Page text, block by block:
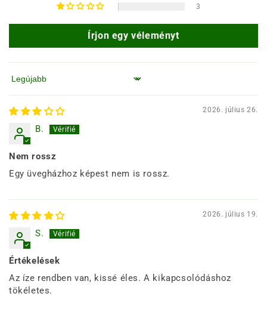
3
Írjon egy véleményt
Rendezés
2026. július 26.
B.
Nem rossz
Egy üvegházhoz képest nem is rossz.
2026. július 19.
S.
Értékelések
Az íze rendben van, kissé éles. A kikapcsolódáshoz
tökéletes.